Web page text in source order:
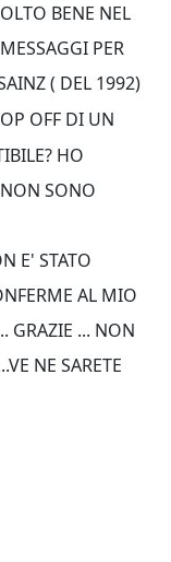
BENE NEL
PER
( DEL 1992)
OFF DI UN
HO
SONO
E' STATO
AL MIO
GRAZIE ... NON
NE SARETE